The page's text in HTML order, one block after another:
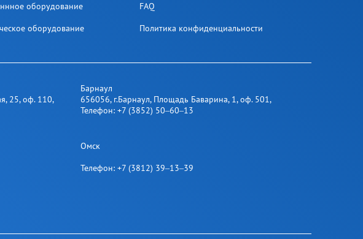
оборудование
оборудование
FAQ
Политика конфиденциальности
25​, оф. 110,
Барнаул
656056, г.Барнаул,​ Площадь Баварина, 1​, оф. 501,
Телефон: +7 (3852) 50‒60‒13
Омск
Телефон: +7 (3812) 39‒13‒39